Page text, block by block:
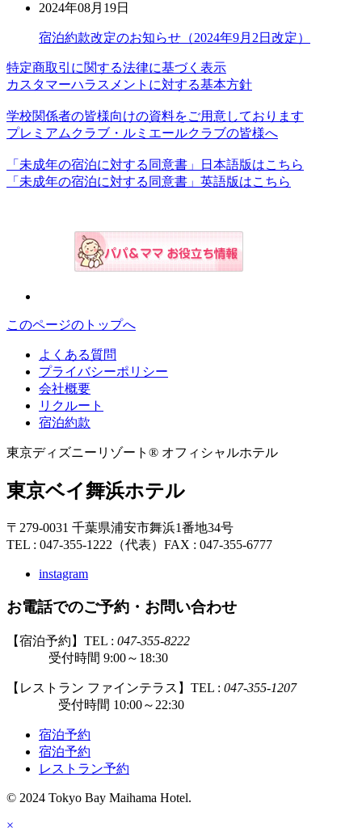
2024年08月19日
宿泊約款改定のお知らせ（2024年9月2日改定）
特定商取引に関する法律に基づく表示
カスタマーハラスメントに対する基本方針
学校関係者の皆様向けの資料をご用意しております
プレミアムクラブ・ルミエールクラブの皆様へ
「未成年の宿泊に対する同意書」日本語版はこちら
「未成年の宿泊に対する同意書」英語版はこちら
このページのトップへ
よくある質問
プライバシーポリシー
会社概要
リクルート
宿泊約款
東京ディズニーリゾート® オフィシャルホテル
東京ベイ舞浜ホテル
〒279-0031 千葉県浦安市舞浜1番地34号
TEL : 047-355-1222（代表） FAX : 047-355-6777
instagram
お電話でのご予約・お問い合わせ
【宿泊予約】TEL : 047-355-8222
受付時間 9:00～18:30
【レストラン ファインテラス】TEL : 047-355-1207
受付時間 10:00～22:30
宿泊予約
宿泊予約
レストラン予約
© 2024 Tokyo Bay Maihama Hotel.
×